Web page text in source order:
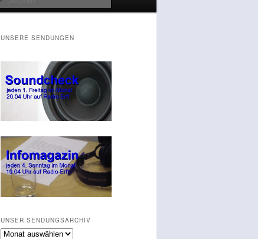
UNSERE SENDUNGEN
UNSER SENDUNGSARCHIV
Unser